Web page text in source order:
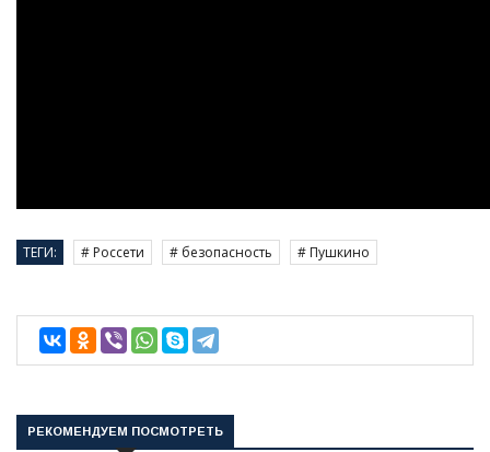
ТЕГИ: # Россети # безопасность # Пушкино
РЕКОМЕНДУЕМ ПОСМОТРЕТЬ